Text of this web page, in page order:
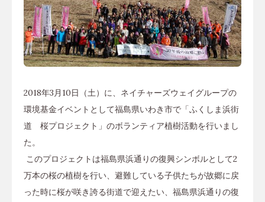
2018年3月10日（土）に、ネイチャーズウェイグループの
環境基金イベントとして福島県いわき市で「ふくしま浜街
道 桜プロジェクト」のボランティア植樹活動を行いまし
た。
このプロジェクトは福島県浜通りの復興シンボルとして2
万本の桜の植樹を行い、避難している子供たちが故郷に戻
った時に桜が咲き誇る街道で迎えたい、福島県浜通りの復